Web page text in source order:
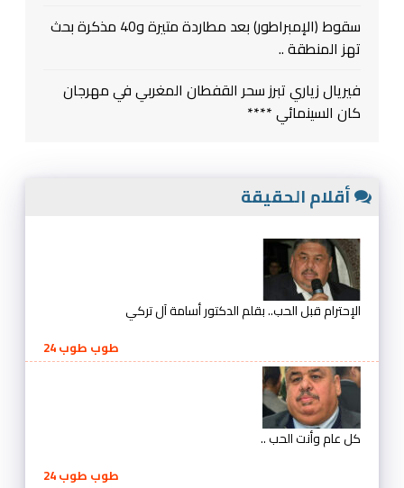
سقوط (الإمبراطور) بعد مطاردة متيرة و40 مذكرة بحث
تهز المنطقة ..
فيريال زياري تبرز سحر القفطان المغربي في مهرجان
كان السينمائي ****
أقلام الحقيقة
الإحترام قبل الحب.. بقلم الدكتور أسامة آل تركي
طوب طوب 24
كل عام وأنت الحب ..
طوب طوب 24